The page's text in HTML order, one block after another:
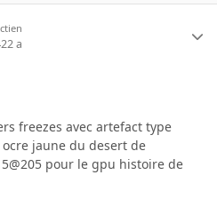
22 a
freezes avec artefact type
jaune du desert de
pour le gpu histoire de